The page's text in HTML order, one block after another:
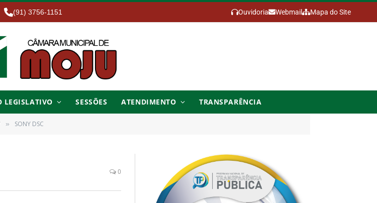
(91) 3756-1151 Ouvidoria Webmail Mapa do Site
LEGISLATIVO SESSÕES ATENDIMENTO TRANSPARÊNCIA
» SONY DSC
0